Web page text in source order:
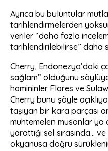
Ayrıca bu buluntular
tarihlendirmelerden
veriler “daha fazla
tarihlendirilebilirse” daha
Cherry, Endonezya’daki
sağlam” olduğunu
homininler Flores ve
Cherry bunu şöyle
taşıyan bir kara parçası
muhtemelen musonlar ya
yarattığı sel sırasında…
okyanusa doğru